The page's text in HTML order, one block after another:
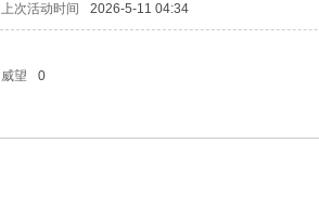
上次活动时间 2026-5-11 04:34
威望 0